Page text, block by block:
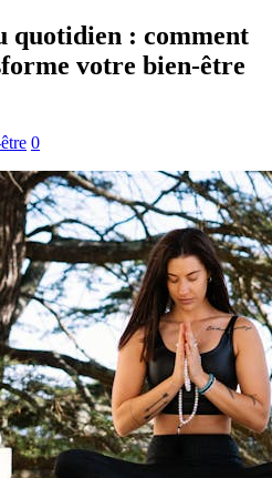
quotidien : comment
votre bien-être
0